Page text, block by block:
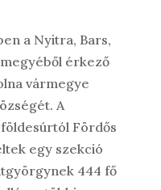
a Nyitra, Bars,
érkező
vármegye
A
Fördős
egy szekció
444 fő